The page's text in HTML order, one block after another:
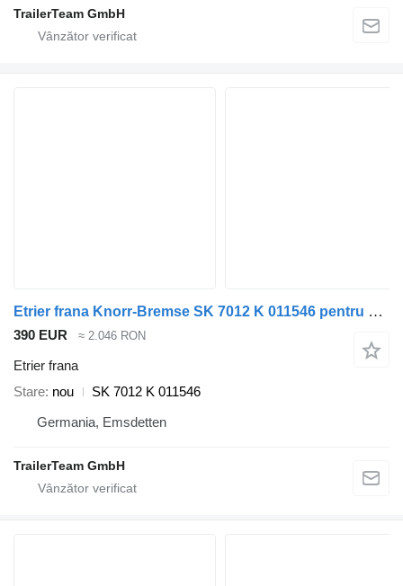
TrailerTeam GmbH
Etrier frana Knorr-Bremse SK 7012 K 011546 pentru semiremorcă Schmitz Cargobull
390 EUR ≈ 2.046 RON
Etrier frana
Stare nou
SK 7012 K 011546
Germania, Emsdetten
TrailerTeam GmbH